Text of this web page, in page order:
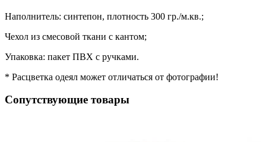
Наполнитель: синтепон, плотность 300 гр./м.кв.;
Чехол из смесовой ткани с кантом;
Упаковка: пакет ПВХ с ручками.
* Расцветка одеял может отличаться от фотографии!
Сопутствующие товары